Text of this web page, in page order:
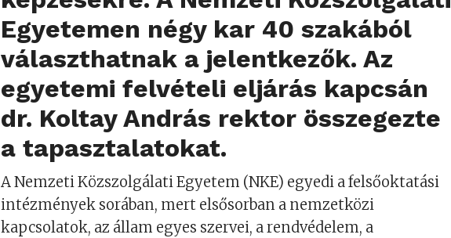
Egyetemen négy kar 40 szakából
választhatnak a jelentkezők. Az
egyetemi felvételi eljárás kapcsán
dr. Koltay András rektor összegezte
a tapasztalatokat.
A Nemzeti Közszolgálati Egyetem (NKE) egyedi a felsőoktatási
intézmények sorában, mert elsősorban a nemzetközi
kapcsolatok, az állam egyes szervei, a rendvédelem, a